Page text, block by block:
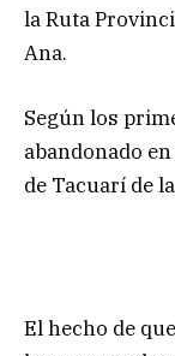
la Ruta
Ana.
Según los
abandonado
de Tacuarí de
El hecho de